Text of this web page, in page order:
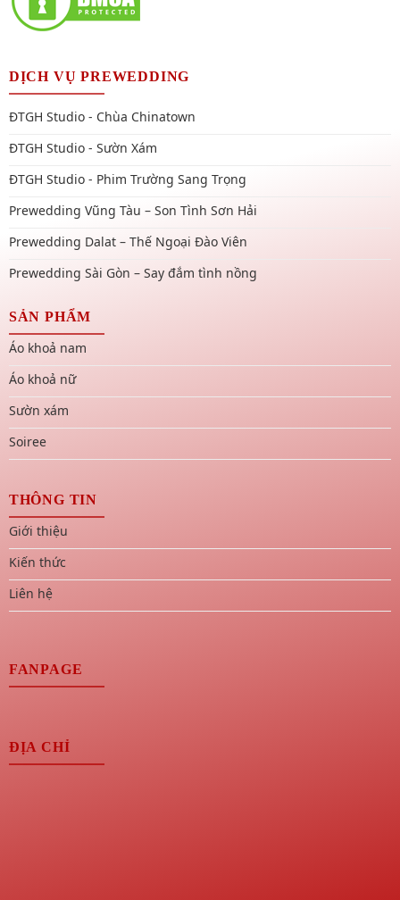
DỊCH VỤ PREWEDDING
ĐTGH Studio - Chùa Chinatown
ĐTGH Studio - Sườn Xám
ĐTGH Studio - Phim Trường Sang Trọng
Prewedding Vũng Tàu – Son Tình Sơn Hải
Prewedding Dalat – Thế Ngoại Đào Viên
Prewedding Sài Gòn – Say đắm tình nồng
SẢN PHẨM
Áo khoả nam
Áo khoả nữ
Sườn xám
Soiree
THÔNG TIN
Giới thiệu
Kiến thức
Liên hệ
FANPAGE
ĐỊA CHỈ